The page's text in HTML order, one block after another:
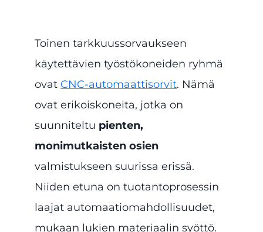
Toinen tarkkuussorvaukseen
käytettävien työstökoneiden ryhmä
ovat CNC-automaattisorvit. Nämä
ovat erikoiskoneita, jotka on
suunniteltu pienten,
monimutkaisten osien
valmistukseen suurissa erissä.
Niiden etuna on tuotantoprosessin
laajat automaatiomahdollisuudet,
mukaan lukien materiaalin syöttö.